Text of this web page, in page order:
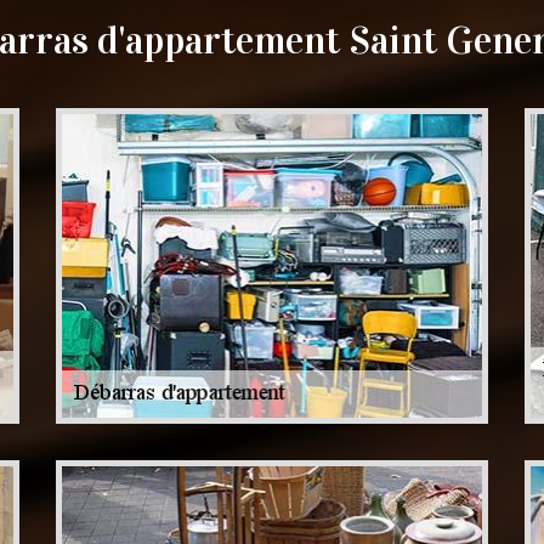
d'appartement Saint